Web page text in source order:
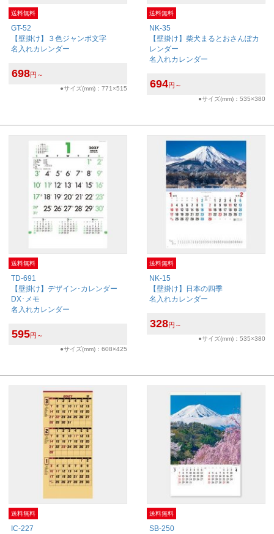
送料無料
GT-52
【壁掛け】３色ジャンボ文字
名入れカレンダー
698円～
●サイズ(mm)：771×515
送料無料
NK-35
【壁掛け】柴犬まるとおさんぽカ
レンダー
名入れカレンダー
694円～
●サイズ(mm)：535×380
送料無料
TD-691
【壁掛け】デザイン･カレンダー
DX･メモ
名入れカレンダー
595円～
●サイズ(mm)：608×425
送料無料
NK-15
【壁掛け】日本の四季
名入れカレンダー
328円～
●サイズ(mm)：535×380
送料無料
IC-227
送料無料
SB-250